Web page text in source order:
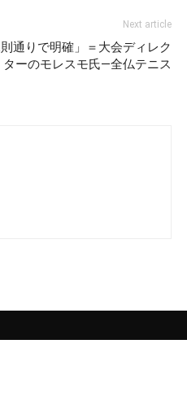
Next article
通りで明確」＝大会ディレク
ターのモレスモ氏―全仏テニス